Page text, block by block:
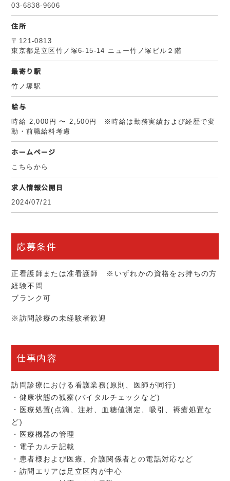
03-6838-9606
住所
〒121-0813
東京都足立区竹ノ塚6-15-14 ニュー竹ノ塚ビル２階
最寄り駅
竹ノ塚駅
給与
時給 2,000円 〜 2,500円 ※時給は勤務実績および経歴で変
動・前職給料考慮
ホームページ
こちらから
求人情報公開日
2024/07/21
応募条件
正看護師または准看護師 ※いずれかの資格をお持ちの方
経験不問
ブランク可
※訪問診療の未経験者歓迎
仕事内容
訪問診療における看護業務(原則、医師が同行)
・健康状態の観察(バイタルチェックなど)
・医療処置(点滴、注射、血糖値測定、吸引、褥瘡処置な
ど)
・医療機器の管理
・電子カルテ記載
・患者様および医療、介護関係者との電話対応など
・訪問エリアは足立区内が中心